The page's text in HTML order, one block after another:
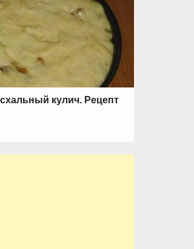
кулич. Рецепт